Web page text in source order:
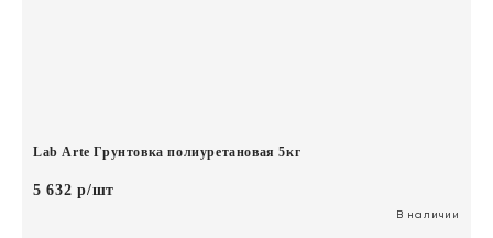
Lab Arte Грунтовка полиуретановая 5кг
5 632 р/шт
В наличии